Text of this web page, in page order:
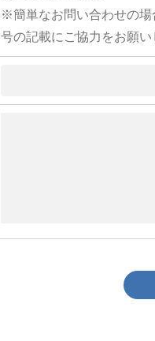
※簡単なお問い合わせの場
号の記載にご協力をお願い